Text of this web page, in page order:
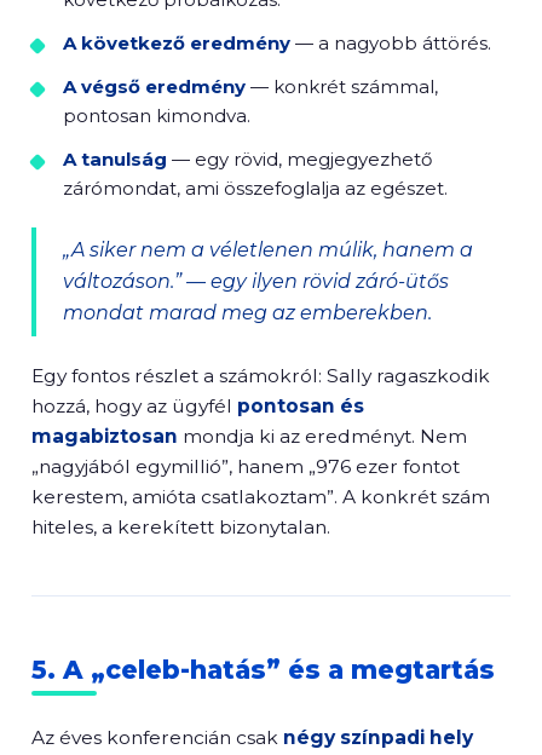
A következő eredmény — a nagyobb áttörés.
A végső eredmény — konkrét számmal,
pontosan kimondva.
A tanulság — egy rövid, megjegyezhető
zárómondat, ami összefoglalja az egészet.
„A siker nem a véletlenen múlik, hanem a
változáson.” — egy ilyen rövid záró-ütős
mondat marad meg az emberekben.
Egy fontos részlet a számokról: Sally ragaszkodik
hozzá, hogy az ügyfél pontosan és
magabiztosan mondja ki az eredményt. Nem
„nagyjából egymillió”, hanem „976 ezer fontot
kerestem, amióta csatlakoztam”. A konkrét szám
hiteles, a kerekített bizonytalan.
5. A „celeb-hatás” és a megtartás
Az éves konferencián csak négy színpadi hely